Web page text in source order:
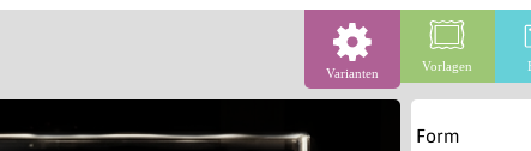
Varianten Vorlagen
Form